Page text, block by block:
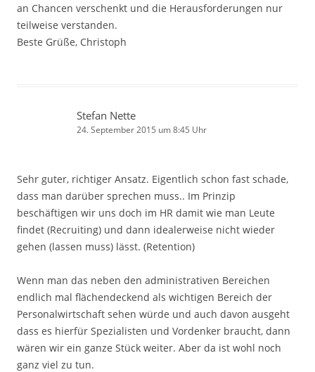
an Chancen verschenkt und die Herausforderungen nur
teilweise verstanden.
Beste Grüße, Christoph
Stefan Nette
24. September 2015 um 8:45 Uhr
Sehr guter, richtiger Ansatz. Eigentlich schon fast schade,
dass man darüber sprechen muss.. Im Prinzip
beschäftigen wir uns doch im HR damit wie man Leute
findet (Recruiting) und dann idealerweise nicht wieder
gehen (lassen muss) lässt. (Retention)
Wenn man das neben den administrativen Bereichen
endlich mal flächendeckend als wichtigen Bereich der
Personalwirtschaft sehen würde und auch davon ausgeht
dass es hierfür Spezialisten und Vordenker braucht, dann
wären wir ein ganze Stück weiter. Aber da ist wohl noch
ganz viel zu tun.